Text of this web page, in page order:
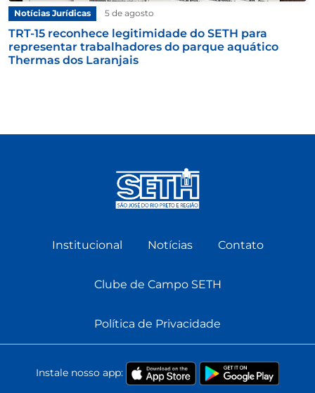
Notícias Jurídicas 5 de agosto
TRT-15 reconhece legitimidade do SETH para
representar trabalhadores do parque aquático
Thermas dos Laranjais
Institucional Notícias Contato
Clube de Campo SETH
Política de Privacidade
Instale nosso app: